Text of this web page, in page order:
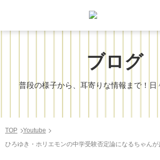
ブログ
普段の様子から、耳寄りな情報まで！日
TOP
Youtube
ひろゆき・ホリエモンの中学受験否定論になるちゃん